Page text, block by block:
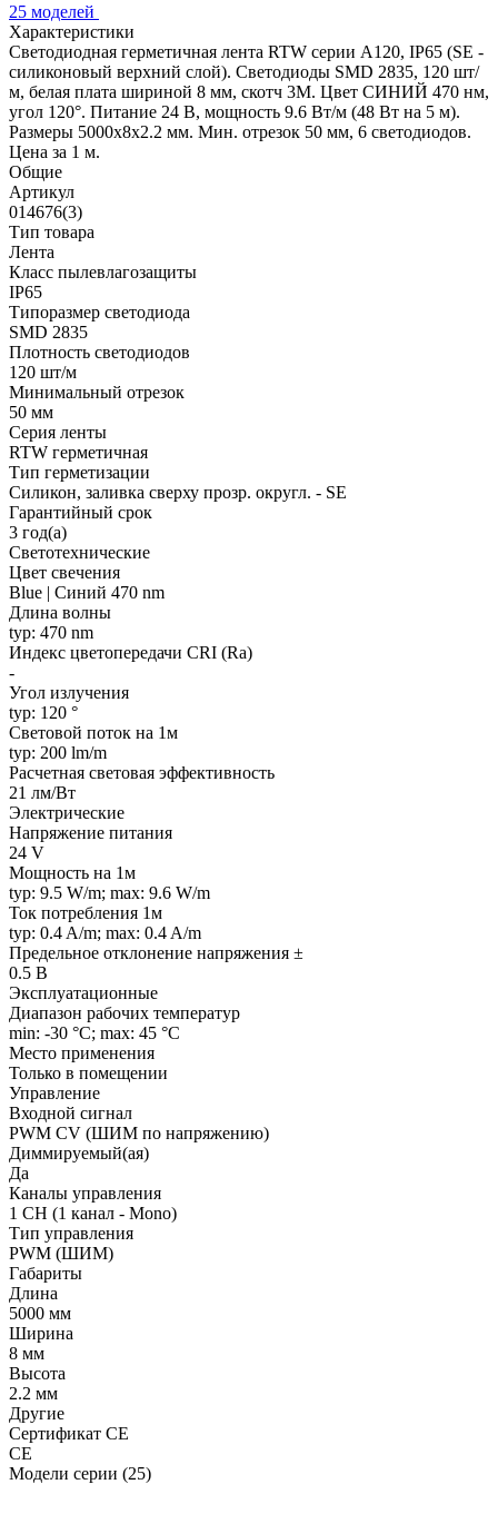
25 моделей
Характеристики
Светодиодная герметичная лента RTW серии A120, IP65 (SE -
силиконовый верхний слой). Светодиоды SMD 2835, 120 шт/
м, белая плата шириной 8 мм, скотч 3M. Цвет СИНИЙ 470 нм,
угол 120°. Питание 24 В, мощность 9.6 Вт/м (48 Вт на 5 м).
Размеры 5000x8x2.2 мм. Мин. отрезок 50 мм, 6 светодиодов.
Цена за 1 м.
Общие
Артикул
014676(3)
Тип товара
Лента
Класс пылевлагозащиты
IP65
Типоразмер светодиода
SMD 2835
Плотность светодиодов
120 шт/м
Минимальный отрезок
50 мм
Серия ленты
RTW герметичная
Тип герметизации
Силикон, заливка сверху прозр. округл. - SE
Гарантийный срок
3 год(а)
Светотехнические
Цвет свечения
Blue | Синий 470 nm
Длина волны
typ: 470 nm
Индекс цветопередачи CRI (Ra)
-
Угол излучения
typ: 120 °
Световой поток на 1м
typ: 200 lm/m
Расчетная световая эффективность
21 лм/Вт
Электрические
Напряжение питания
24 V
Мощность на 1м
typ: 9.5 W/m; max: 9.6 W/m
Ток потребления 1м
typ: 0.4 A/m; max: 0.4 A/m
Предельное отклонение напряжения ±
0.5 В
Эксплуатационные
Диапазон рабочих температур
min: -30 °C; max: 45 °C
Место применения
Только в помещении
Управление
Входной сигнал
PWM СV (ШИМ по напряжению)
Диммируемый(ая)
Да
Каналы управления
1 CH (1 канал - Mono)
Тип управления
PWM (ШИМ)
Габариты
Длина
5000 мм
Ширина
8 мм
Высота
2.2 мм
Другие
Сертификат CE
CE
Модели серии (25)